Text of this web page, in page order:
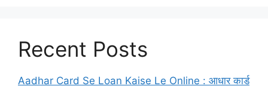
Recent Posts
Aadhar Card Se Loan Kaise Le Online : आधार कार्ड